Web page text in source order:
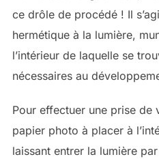
ce drôle de procédé ! Il
hermétique à la lumière,
l’intérieur de laquelle se
nécessaires au
Pour effectuer une prise de
papier photo à placer à
laissant entrer la lumière